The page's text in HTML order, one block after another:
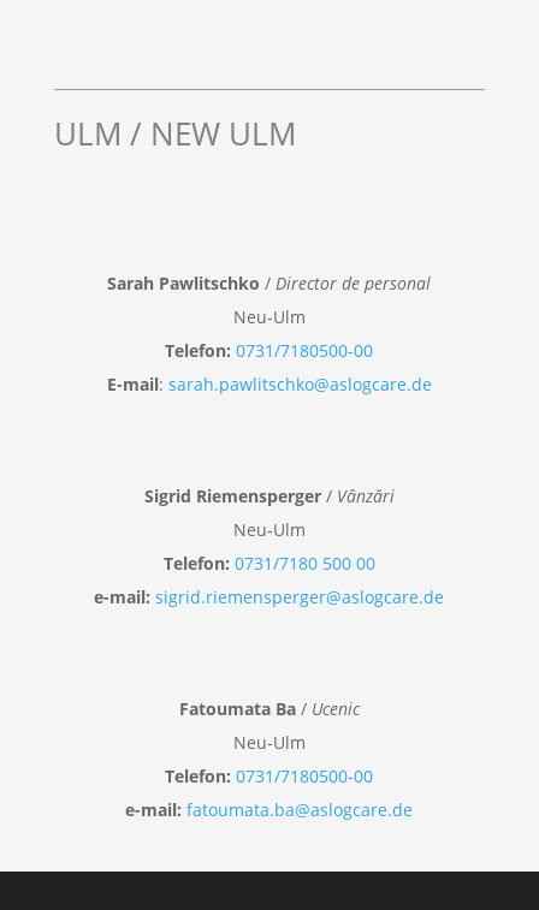
ULM / NEW ULM
Sarah Pawlitschko /Director de personal
Neu-Ulm
Telefon: 0731/7180500-00
E-mail: sarah.pawlitschko@aslogcare.de
Sigrid Riemensperger/ Vânzări
Neu-Ulm
Telefon: 0731/7180 500 00
e-mail:sigrid.riemensperger@aslogcare.de
Fatoumata Ba/ Ucenic
Neu-Ulm
Telefon: 0731/7180500-00
e-mail:fatoumata.ba@aslogcare.de